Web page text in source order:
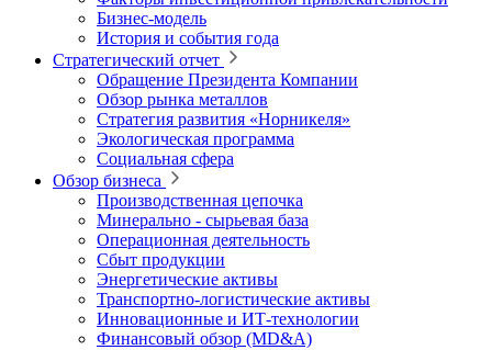
Бизнес-модель
История и события года
Стратегический отчет
Обращение Президента Компании
Обзор рынка металлов
Стратегия развития «Норникеля»
Экологическая программа
Социальная сфера
Обзор бизнеса
Производственная цепочка
Минерально ‑ сырьевая база
Операционная деятельность
Сбыт продукции
Энергетические активы
Транспортно-логистические активы
Инновационные и ИТ‑технологии
Финансовый обзор (MD&A)